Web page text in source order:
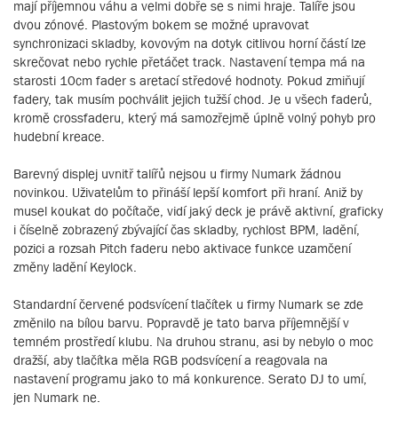
mají příjemnou váhu a velmi dobře se s nimi hraje. Talíře jsou
dvou zónové. Plastovým bokem se možné upravovat
synchronizaci skladby, kovovým na dotyk citlivou horní částí lze
skrečovat nebo rychle přetáčet track. Nastavení tempa má na
starosti 10cm fader s aretací středové hodnoty. Pokud zmiňují
fadery, tak musím pochválit jejich tužší chod. Je u všech faderů,
kromě crossfaderu, který má samozřejmě úplně volný pohyb pro
hudební kreace.
Barevný displej uvnitř talířů nejsou u firmy Numark žádnou
novinkou. Uživatelům to přináší lepší komfort při hraní. Aniž by
musel koukat do počítače, vidí jaký deck je právě aktivní, graficky
i číselně zobrazený zbývající čas skladby, rychlost BPM, ladění,
pozici a rozsah Pitch faderu nebo aktivace funkce uzamčení
změny ladění Keylock.
Standardní červené podsvícení tlačítek u firmy Numark se zde
změnilo na bílou barvu. Popravdě je tato barva příjemnější v
temném prostředí klubu. Na druhou stranu, asi by nebylo o moc
dražší, aby tlačítka měla RGB podsvícení a reagovala na
nastavení programu jako to má konkurence. Serato DJ to umí,
jen Numark ne.